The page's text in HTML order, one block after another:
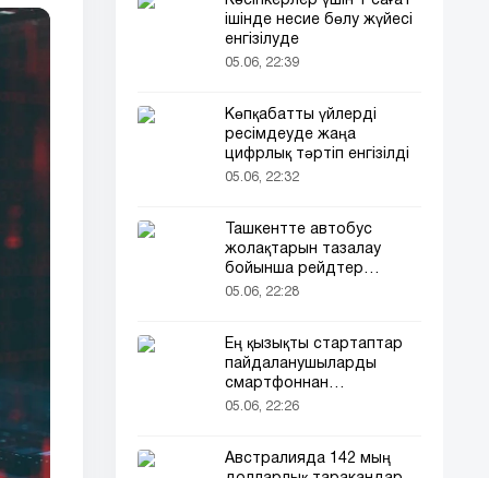
ішінде несие бөлу жүйесі
енгізілуде
05.06, 22:39
Көпқабатты үйлерді
ресімдеуде жаңа
цифрлық тәртіп енгізілді
05.06, 22:32
Ташкентте автобус
жолақтарын тазалау
бойынша рейдтер
басталды
05.06, 22:28
Ең қызықты стартаптар
пайдаланушыларды
смартфоннан
алшақтатқысы келеді
05.06, 22:26
Австралияда 142 мың